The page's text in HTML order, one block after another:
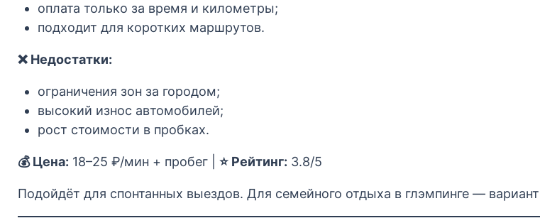
оплата только за время и километры;
подходит для коротких маршрутов.
❌ Недостатки:
ограничения зон за городом;
высокий износ автомобилей;
рост стоимости в пробках.
💰 Цена: 18–25 ₽/мин + пробег | ⭐ Рейтинг: 3.8/5
Подойдёт для спонтанных выездов. Для семейного отдыха в глэмпинге —